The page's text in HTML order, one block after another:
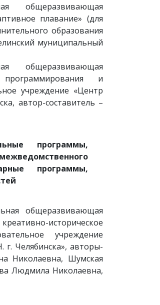
общеразвивающая
плавание» (для
образования
муниципальный
общеразвивающая
и
учреждение «Центр
автор-составитель –
программы,
программы,
общеразвивающая
историческое
учреждение
Челябинска», авторы-
Николаевна, Шумская
Людмила Николаевна,